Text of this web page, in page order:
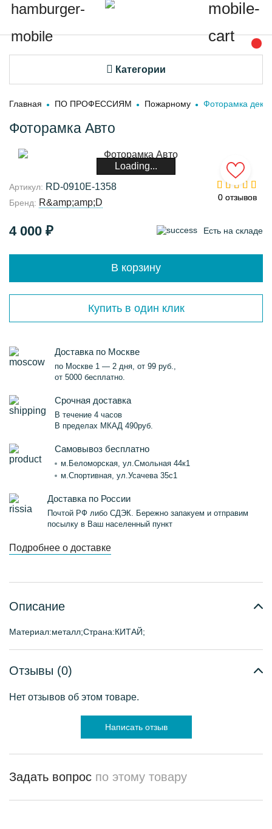
Категории
Главная ПО ПРОФЕССИЯМ Пожарному Фоторамка
Фоторамка Авто
Loading...
0 отзывов
Артикул: RD-0910E-1358
Бренд: R&amp;amp;D 0 отзывов
4 000 ₽ Есть на складе
В корзину
Купить в один клик
Доставка по Москве
по Москве 1 — 2 дня, от 99 руб.,
от 5000 бесплатно.
Срочная доставка
В течение 4 часов
В пределах МКАД 490руб.
Самовывоз бесплатно
м.Беломорская, ул.Смольная 44к1
м.Спортивная, ул.Усачева 35с1
Доставка по России
Почтой РФ либо СДЭК. Бережно запакуем и отправим
посылку в Ваш населенный пункт
Подробнее о доставке
Описание
Материал:металл;Страна:КИТАЙ;
Отзывы (0)
Нет отзывов об этом товаре.
Написать отзыв
Задать вопрос по этому товару